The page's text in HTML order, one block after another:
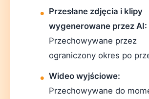
Przesłane zdjęcia i klipy
wygenerowane przez AI:
Przechowywane przez
ograniczony okres po
Wideo wyjściowe:
Przechowywane do